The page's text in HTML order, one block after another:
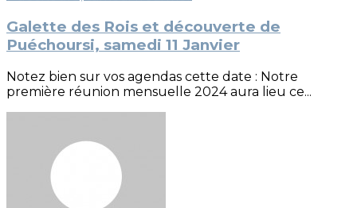
Galette des Rois et découverte de
Puéchoursi, samedi 11 Janvier
Notez bien sur vos agendas cette date : Notre
première réunion mensuelle 2024 aura lieu ce...